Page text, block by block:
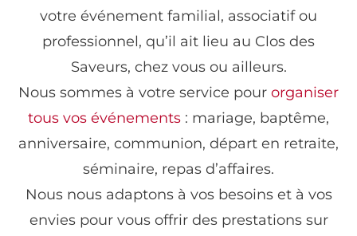
votre événement familial, associatif ou
professionnel, qu’il ait lieu au Clos des
Saveurs, chez vous ou ailleurs.
Nous sommes à votre service pour organiser
tous vos événements : mariage, baptême,
anniversaire, communion, départ en retraite,
séminaire, repas d’affaires.
Nous nous adaptons à vos besoins et à vos
envies pour vous offrir des prestations sur